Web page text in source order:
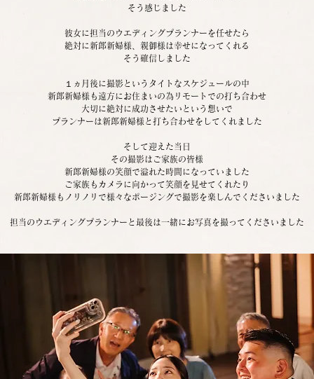
そう感じました
彼女に担当のウエディングプランナーを任せたら
絶対に新郎新婦様、親御様は幸せになってくれる
そう確信しました
１ヵ月後に撮影というタイトなスケジュールの中
新郎新婦様も遠方にお住まいの為リモートでの打ち合わせ
大切に絶対に成功させたいという想いで
プランナーは新郎新婦様と打ち合わせをしてくれました
そして迎えた当日
その撮影はご家族の皆様
新郎新婦様の笑顔で溢れた時間になっていました
ご家族もカメラに向かって笑顔を見せてくれたり
新郎新婦様もノリノリで様々なポージングで撮影を楽しんでくださいました
担当のウエディングプランナーと最後は一緒にお写真を撮ってくださいました